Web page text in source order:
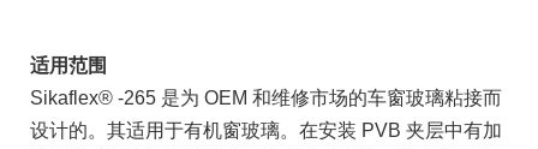
适用范围
Sikaflex® -265 是为 OEM 和维修市场的车窗玻璃粘接而
设计的。其适用于有机窗玻璃。在安装 PVB 夹层中有加